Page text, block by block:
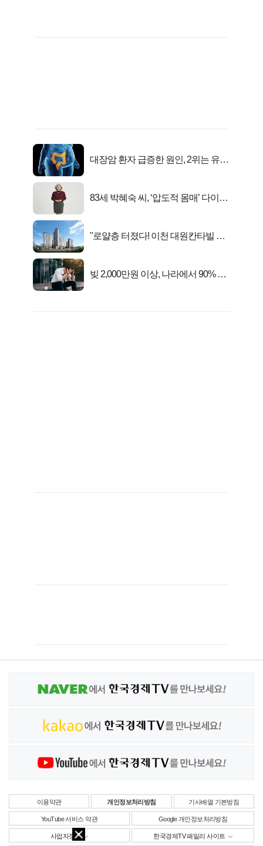
대장암 환자 급증한 원인, 2위는 유산
83세 박혜숙 씨, ‘압도적 몸매’ 다이어
"로얄층 터졌다! 이천 대원칸타빌 잔
빚 2,000만원 이상, 나라에서 90% 갚
이용약관 개인정보처리방침 기사배열 기본방침
YouTube 서비스 약관 Google 개인정보처리방침
사업자정보 한국경제TV 패밀리 사이트